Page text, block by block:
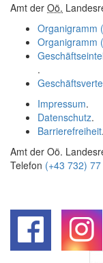
Amt der Oö.
Organigramm
Organigramm
.
Impressum.
Datenschutz.
Barrierefreiheit.
Amt der Oö.
Telefon (+43 732)